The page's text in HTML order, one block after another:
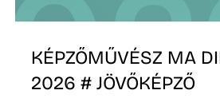
KÉPZŐMŰVÉSZ MA
2026 # JÖVŐKÉPZŐ